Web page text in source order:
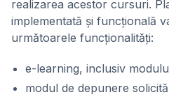
realizarea acestor cursuri.
implementată și funcțională
următoarele funcționalități:
e-learning, inclusiv
modul de depunere